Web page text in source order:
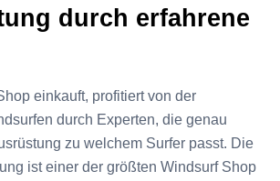
durch erfahrene
einkauft, profitiert von der
durch Experten, die genau
zu welchem Surfer passt. Die
ist einer der größten Windsurf Shop